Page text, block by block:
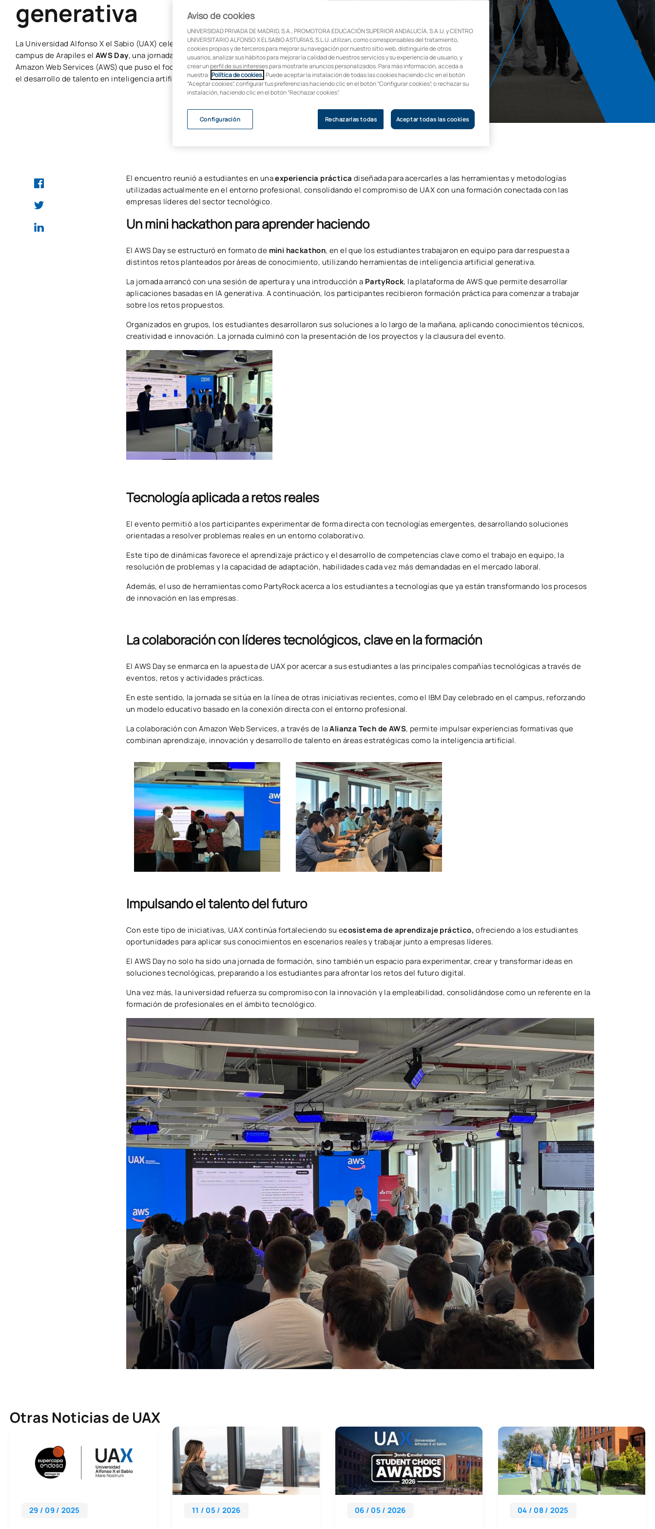
generativa
La Universidad Alfonso X el Sabio (UAX) celebró el pasado 28 de abril en su
campus de Arapiles el AWS Day, una jornada formativa en colaboración con
Amazon Web Services (AWS) que puso el foco en la innovación, la tecnología y
el desarrollo de talento en inteligencia artificial generativa.
El encuentro reunió a estudiantes en unaexperiencia práctica diseñada para acercarles a las herramientas y metodologías
utilizadas actualmente en el entorno profesional, consolidando el compromiso de UAX con una formación conectada con las
empresas líderes del sector tecnológico.
Un mini hackathon para aprender haciendo
El AWS Day se estructuró en formato de mini hackathon, en el que los estudiantes trabajaron en equipo para dar respuesta a
distintos retos planteados por áreas de conocimiento, utilizando herramientas de inteligencia artificial generativa.
La jornada arrancó con una sesión de apertura y una introducción a PartyRock, la plataforma de AWS que permite desarrollar
aplicaciones basadas en IA generativa. A continuación, los participantes recibieron formación práctica para comenzar a trabajar
sobre los retos propuestos.
Organizados en grupos, los estudiantes desarrollaron sus soluciones a lo largo de la mañana, aplicando conocimientos técnicos,
creatividad e innovación. La jornada culminó con la presentación de los proyectos y la clausura del evento.
Tecnología aplicada a retos reales
El evento permitió a los participantes experimentar de forma directa con tecnologías emergentes, desarrollando soluciones
orientadas a resolver problemas reales en un entorno colaborativo.
Este tipo de dinámicas favorece el aprendizaje práctico y el desarrollo de competencias clave como el trabajo en equipo, la
resolución de problemas y la capacidad de adaptación, habilidades cada vez más demandadas en el mercado laboral.
Además, el uso de herramientas como PartyRock acerca a los estudiantes a tecnologías que ya están transformando los procesos
de innovación en las empresas.
La colaboración con líderes tecnológicos, clave en la formación
El AWS Day se enmarca en la apuesta de UAX por acercar a sus estudiantes a las principales compañías tecnológicas a través de
eventos, retos y actividades prácticas.
En este sentido, la jornada se sitúa en la línea de otras iniciativas recientes, como el IBM Day celebrado en el campus, reforzando
un modelo educativo basado en la conexión directa con el entorno profesional.
La colaboración con Amazon Web Services, a través de laAlianza Tech de AWS, permite impulsar experiencias formativas que
combinan aprendizaje, innovación y desarrollo de talento en áreas estratégicas como la inteligencia artificial.
Impulsando el talento del futuro
Con este tipo de iniciativas, UAX continúa fortaleciendo su ecosistema de aprendizaje práctico, ofreciendo a los estudiantes
oportunidades para aplicar sus conocimientos en escenarios reales y trabajar junto a empresas líderes.
El AWS Day no solo ha sido una jornada de formación, sino también un espacio para experimentar, crear y transformar ideas en
soluciones tecnológicas, preparando a los estudiantes para afrontar los retos del futuro digital.
Una vez más, la universidad refuerza su compromiso con la innovación y la empleabilidad, consolidándose como un referente en la
formación de profesionales en el ámbito tecnológico.
Otras Noticias de UAX
29 / 09 / 2025 11 / 05 / 2026 06 / 05 / 2026 04 / 08 / 2025
Aviso de cookies
UNIVERSIDAD PRIVADA DE MADRID, S.A., PROMOTORA EDUCACIÓN SUPERIOR ANDALUCÍA, S.A.U. y CENTRO
UNIVERSITARIO ALFONSO X EL SABIO ASTURIAS, S.L.U. utilizan, como corresponsables del tratamiento,
cookies propias y de terceros para mejorar su navegación por nuestro sitio web, distinguirle de otros
usuarios, analizar sus hábitos para mejorar la calidad de nuestros servicios y su experiencia de usuario, y
crear un perfil de sus intereses para mostrarle anuncios personalizados. Para más información, acceda a
nuestra Política de cookies. . Puede aceptar la instalación de todas las cookies haciendo clic en el botón
“Aceptar cookies”, configurar tus preferencias haciendo clic en el botón “Configurar cookies”, o rechazar su
instalación, haciendo clic en el botón “Rechazar cookies”.
Rechazarlas todas Aceptar todas las cookies
Configuración